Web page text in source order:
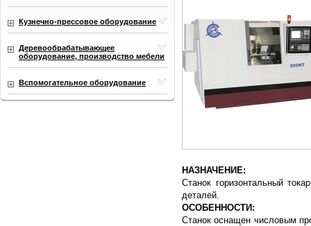
Кузнечно-прессовое оборудование
Деревообрабатывающее
оборудование, производство мебели
Вспомогательное оборудование
НАЗНАЧЕНИЕ:
Станок горизонтальный
деталей.
ОСОБЕННОСТИ:
Станок оснащен числовым